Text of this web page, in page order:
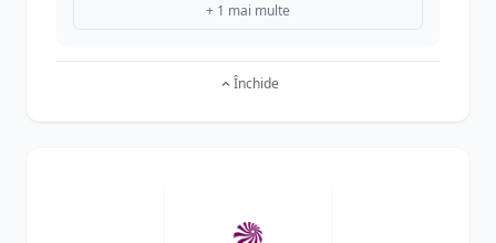
+ 1 mai multe
Închide